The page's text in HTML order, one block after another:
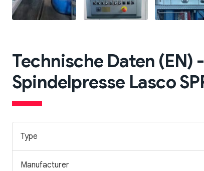
Technische Daten (EN) -
Spindelpresse Lasco
Type
Manufacturer